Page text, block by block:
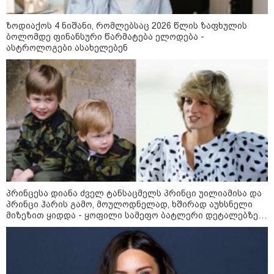
"არის პოლარიზაციის კიდევ უფრო
გაღრმავების საფრთხე და ...“
"გონებაში ვალაგებდი, ეს ამბავი
პირველად ვისთვის მეთქვა, ვის
უნდა ჩავექოლე“
"ძალიან მძიმეა ჩემთვის ის, რაც
ახლა გითხარით“
ზოდიაქოს 4 ნიშანი, რომლებსაც 2026 წლის ზაფხულის
ბოლომდე ფინანსური წარმატება ელოდება -
ასტროლოგები ასახელებენ
პრინცესა დიანა ძველ ტანსაცმელს პრინცი უილიამისა და
პრინცი ჰარის გამო, მოულოდნელად, ხშირად აუხსნელი
მიზეზით ყიდდა - ყოფილი სამეფო ბატლერი დეტალებზე
საკუთარ წიგნში საუბრობს